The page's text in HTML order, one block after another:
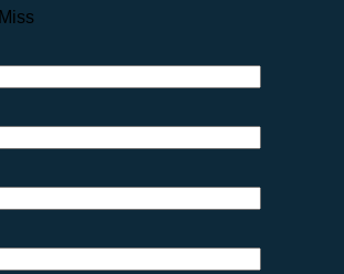
Miss